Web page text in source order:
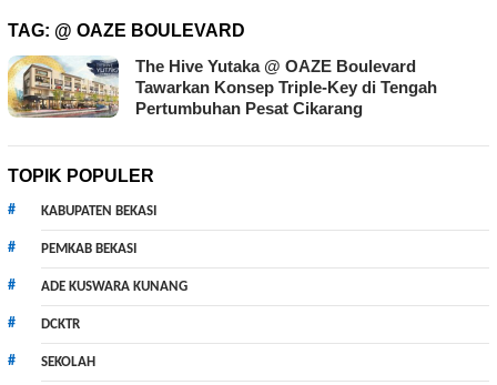
TAG: @ OAZE BOULEVARD
The Hive Yutaka @ OAZE Boulevard
Tawarkan Konsep Triple-Key di Tengah
Pertumbuhan Pesat Cikarang
TOPIK POPULER
KABUPATEN BEKASI
PEMKAB BEKASI
ADE KUSWARA KUNANG
DCKTR
SEKOLAH